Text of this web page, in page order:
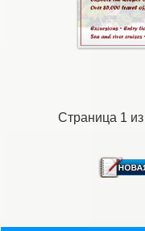
Страница 1из